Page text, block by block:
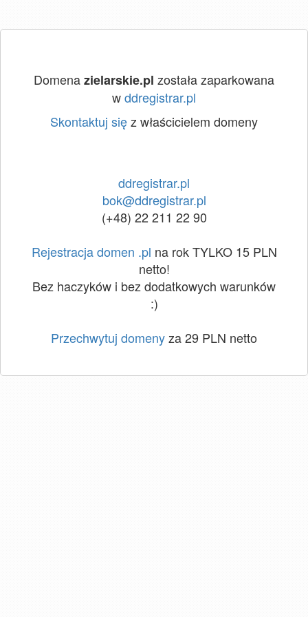
Domenazielarskie.pl została zaparkowana
wddregistrar.pl
Skontaktuj sięz właścicielem domeny
ddregistrar.pl
bok@ddregistrar.pl
(+48) 22 211 22 90
Rejestracja domen .pl na rok TYLKO 15 PLN
netto!
Bez haczyków i bez dodatkowych warunków
:)
Przechwytuj domenyza 29 PLN netto